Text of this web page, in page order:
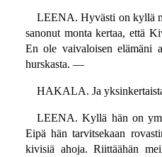
LEENA. Hyvästi on kyllä
sanonut monta kertaa, että
En ole vaivaloisen elämäni
hurskasta. —
HAKALA. Ja
LEENA. Kyllä hän on
Eipä hän tarvitsekaan
kivisiä ahoja. Riittäähän